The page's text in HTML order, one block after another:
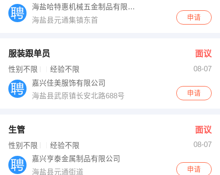
海盐哈特惠机械五金制品有限公司
海盐县元通集镇东首
申请
服装跟单员 面议
性别不限 经验不限
08-07
嘉兴佳美服饰有限公司
海盐县武原镇长安北路688号
申请
生管 面议
性别不限 经验不限
08-07
嘉兴亨泰金属制品有限公司
海盐县元通街道
申请